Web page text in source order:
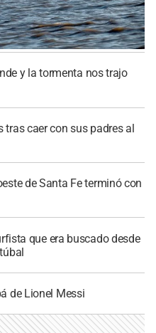
y la tormenta nos trajo
tras caer con sus padres al
de Santa Fe terminó con
que era buscado desde
de Lionel Messi